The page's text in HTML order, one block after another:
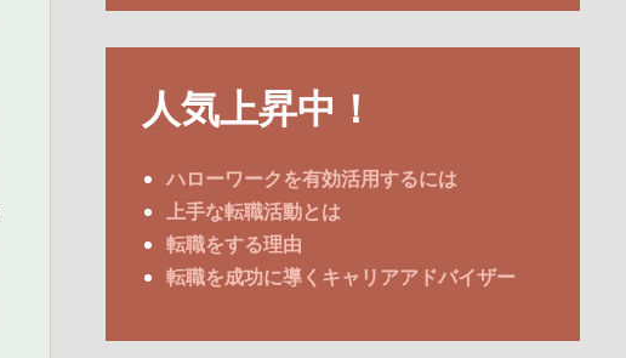
人気上昇中！
ハローワークを有効活用するには
上手な転職活動とは
転職をする理由
転職を成功に導くキャリアアドバイザー